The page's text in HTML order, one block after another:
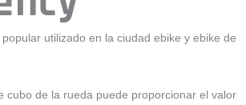
utilizado en la ciudad ebike y ebike de
cubo de la rueda puede proporcionar el valor